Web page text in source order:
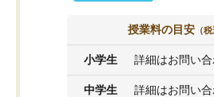
授業料の目安 （
小学生 詳細はお問い
中学生 詳細はお問い